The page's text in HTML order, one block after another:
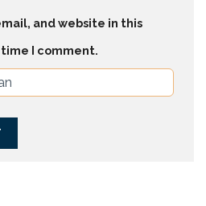
and website in this
I comment.